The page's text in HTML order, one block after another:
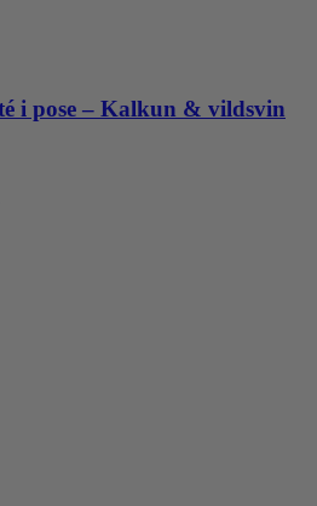
i pose – Kalkun & vildsvin